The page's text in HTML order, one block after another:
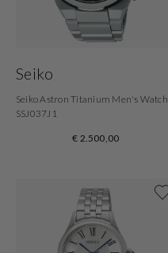
Seiko
Seiko Astron Titanium Men's Watch
SSJ037J1
€ 2.500,00